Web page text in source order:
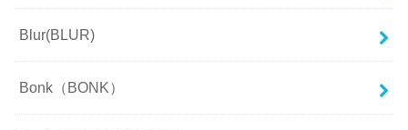
Blur(BLUR)
Bonk（BONK）